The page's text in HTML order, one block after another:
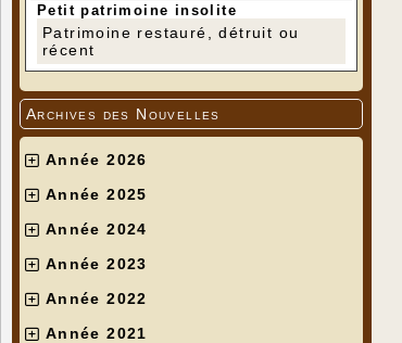
Petit patrimoine insolite
Patrimoine restauré, détruit ou
récent
Archives des Nouvelles
Année 2026
Année 2025
Année 2024
Année 2023
Année 2022
Année 2021